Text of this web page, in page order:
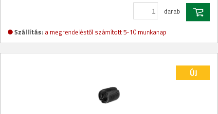
darab
Szállítás: a megrendeléstől számított 5-10 munkanap
ÚJ